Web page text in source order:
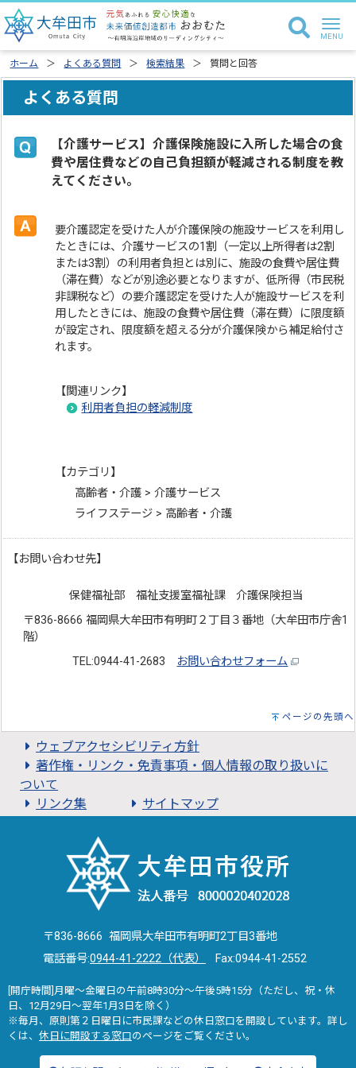
ホーム よくある質問 検索結果 質問と回答
よくある質問
【介護サービス】介護保険施設に入所した場合の食
費や居住費などの自己負担額が軽減される制度を教
えてください。
要介護認定を受けた人が介護保険の施設サービスを利用し
たときには、介護サービスの1割（一定以上所得者は2割
または3割）の利用者負担とは別に、施設の食費や居住費
（滞在費）などが別途必要となりますが、低所得（市民税
非課税など）の要介護認定を受けた人が施設サービスを利
用したときには、施設の食費や居住費（滞在費）に限度額
が設定され、限度額を超える分が介護保険から補足給付さ
れます。
【関連リンク】
利用者負担の軽減制度
【カテゴリ】
高齢者・介護 > 介護サービス
ライフステージ > 高齢者・介護
【お問い合わせ先】
保健福祉部 福祉支援室福祉課 介護保険担当
〒836-8666 福岡県大牟田市有明町２丁目３番地（大牟田市庁舎1
階）
TEL:0944-41-2683
お問い合わせフォーム
ページの先頭へ
ウェブアクセシビリティ方針
著作権・リンク・免責事項・個人情報の取り扱いに
ついて
リンク集
サイトマップ
〒836-8666 福岡県大牟田市有明町2丁目3番地
電話番号:0944-41-2222（代表） Fax:0944-41-2552
[開庁時間]月曜～金曜日の午前8時30分～午後5時15分（ただし、祝・休
日、12月29日～翌年1月3日を除く）
※毎月、原則第２日曜日に市民課などの休日窓口を開設しています。詳し
くは、 休日に開設する窓口のページをご覧ください。